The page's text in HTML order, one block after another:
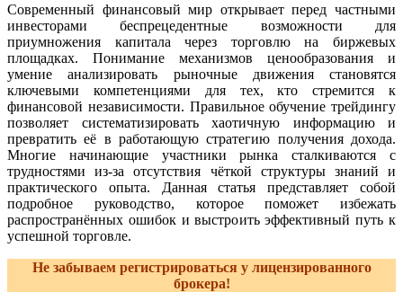
Современный финансовый мир открывает перед частными
инвесторами беспрецедентные возможности для
приумножения капитала через торговлю на биржевых
площадках. Понимание механизмов ценообразования и
умение анализировать рыночные движения становятся
ключевыми компетенциями для тех, кто стремится к
финансовой независимости. Правильное обучение трейдингу
позволяет систематизировать хаотичную информацию и
превратить её в работающую стратегию получения дохода.
Многие начинающие участники рынка сталкиваются с
трудностями из-за отсутствия чёткой структуры знаний и
практического опыта. Данная статья представляет собой
подробное руководство, которое поможет избежать
распространённых ошибок и выстроить эффективный путь к
успешной торговле.
Не забываем регистрироваться у лицензированного
брокера!